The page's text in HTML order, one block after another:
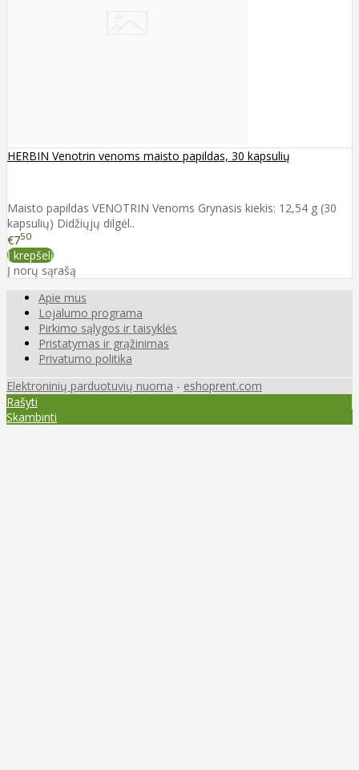
HERBIN Venotrin venoms maisto papildas, 30 kapsulių
Maisto papildas VENOTRIN Venoms Grynasis kiekis: 12,54 g (30
kapsulių) Didžiųjų dilgėl..
€750
Į krepšelį
Į norų sąrašą
Apie mus
Lojalumo programa
Pirkimo sąlygos ir taisyklės
Pristatymas ir grąžinimas
Privatumo politika
Elektroninių parduotuvių nuoma - eshoprent.com
Rašyti
Skambinti